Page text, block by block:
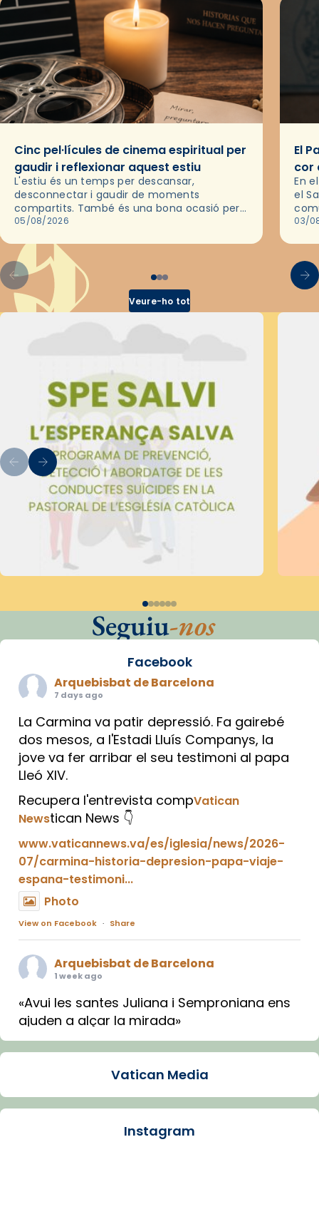
Cinc pel·lícules de cinema espiritual per
gaudir i reflexionar aquest estiu
L'estiu és un temps per descansar,
desconnectar i gaudir de moments
compartits. També és una bona ocasió per
deixar-se portar per una bona història i, a
05/08/2026
El
cor
En
el
de
03/
Veure-ho tot
Seguiu-nos
Facebook
Arquebisbat de Barcelona
7 days ago
La Carmina va patir depressió. Fa gairebé
dos mesos, a l'Estadi Lluís Companys, la
jove va fer arribar el seu testimoni al papa
Lleó XIV.
Recupera l'entrevista compVatican
Newstican News 👇
www.vaticannews.va/es/iglesia/news/2026-
07/carmina-historia-depresion-papa-viaje-
espana-testimoni...
Photo
View on Facebook · Share
Arquebisbat de Barcelona
1 week ago
«Avui les santes Juliana i Semproniana ens
ajuden a alçar la mirada»
Mons. Sergi Gordo, bisbe de Tortosa, ha
Santes de Mataró.
🔗tinyurl.com/cvu5jmbk
Vatican Media
Instagram